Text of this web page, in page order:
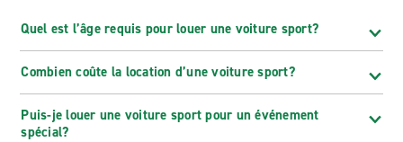
Quel est l’âge requis pour louer une voiture sport?
Combien coûte la location d’une voiture sport?
Puis-je louer une voiture sport pour un événement
spécial?